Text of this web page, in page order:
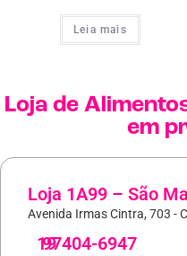
Leia mais
Loja de
em
Loja 1A99 – São
Avenida Irmas Cintra, 703 -
19
97404-6947